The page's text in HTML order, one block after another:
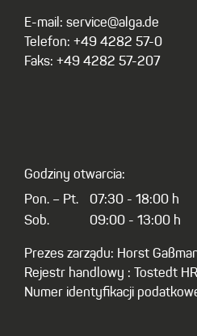
E-mail: service@alga.de
Telefon: +49 4282 57-0
Faks: +49 4282 57-207
Godziny otwarcia:
Pon. – Pt.
Sob.
07:30 - 18:00 h
09:00 - 13:00 h
Prezes zarządu: Horst
Rejestr handlowy : Tostedt
Numer identyfikacji